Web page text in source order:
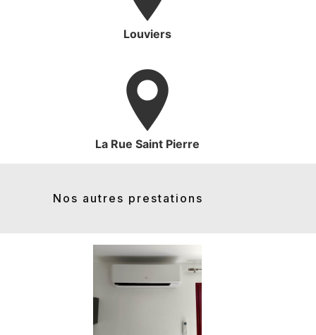
Louviers
La Rue Saint Pierre
Nos autres prestations